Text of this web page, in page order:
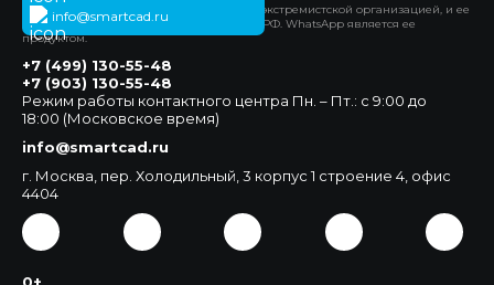
info@smartcad.ru
*Компания Meta Platforms Inc. признана экстремистской организацией, и ее
деятельность запрещена на территории РФ. WhatsApp является ее
продуктом.
+7 (499) 130-55-48
+7 (903) 130-55-48
Режим работы контактного центра Пн. – Пт.: с 9:00 до
18:00 (Московское время)
info@smartcad.ru
г. Москва, пер. Холодильный, 3 корпус 1 строение 4, офис
4404